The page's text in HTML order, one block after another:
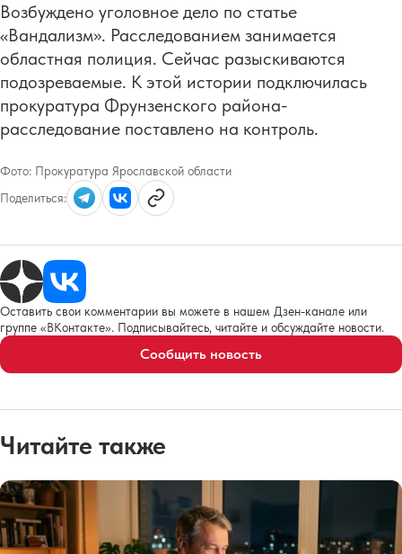
Возбуждено уголовное дело по статье
«Вандализм». Расследованием занимается
областная полиция. Сейчас разыскиваются
подозреваемые. К этой истории подключилась
прокуратура Фрунзенского района-
расследование поставлено на контроль.
Фото: Прокуратура Ярославской области
Поделиться:
Оставить свои комментарии вы можете в нашем Дзен-канале или
группе «ВКонтакте». Подписывайтесь, читайте и обсуждайте новости.
Сообщить новость
Читайте также